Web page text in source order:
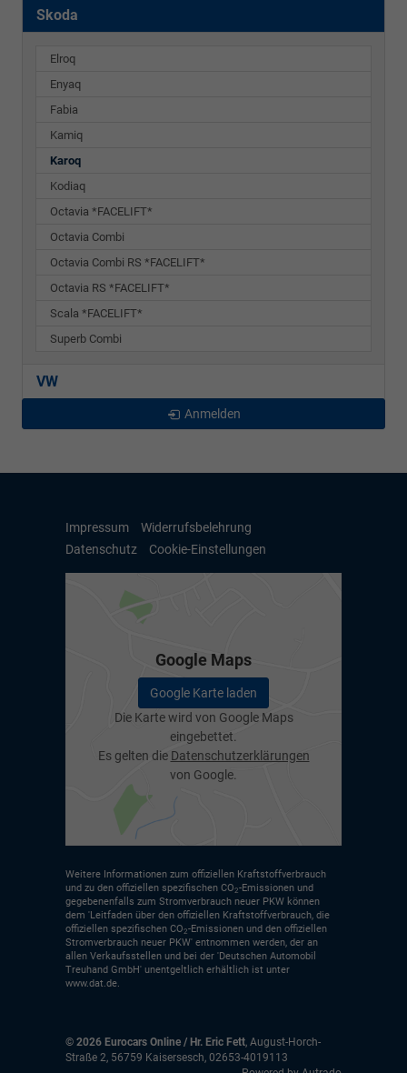
Skoda
Elroq
Enyaq
Fabia
Kamiq
Karoq
Kodiaq
Octavia *FACELIFT*
Octavia Combi
Octavia Combi RS *FACELIFT*
Octavia RS *FACELIFT*
Scala *FACELIFT*
Superb Combi
VW
Anmelden
Impressum
Widerrufsbelehrung
Datenschutz
Cookie-Einstellungen
Google Maps
Google Karte laden
Die Karte wird von Google Maps
eingebettet.
Es gelten die Datenschutzerklärungen
von Google.
Weitere Informationen zum offiziellen Kraftstoffverbrauch
und zu den offiziellen spezifischen CO2-Emissionen und
gegebenenfalls zum Stromverbrauch neuer PKW können
dem 'Leitfaden über den offiziellen Kraftstoffverbrauch, die
offiziellen spezifischen CO2-Emissionen und den offiziellen
Stromverbrauch neuer PKW' entnommen werden, der an
allen Verkaufsstellen und bei der 'Deutschen Automobil
Treuhand GmbH' unentgeltlich erhältlich ist unter
www.dat.de.
© 2026 Eurocars Online / Hr. Eric Fett August-Horch-
Straße 2 56759 Kaisersesch, 02653-4019113